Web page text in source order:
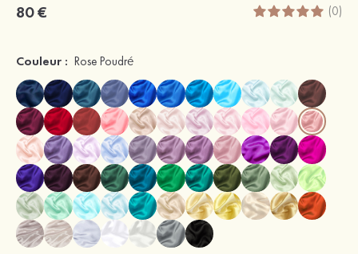
80 € (0)
Couleur : Rose Poudré